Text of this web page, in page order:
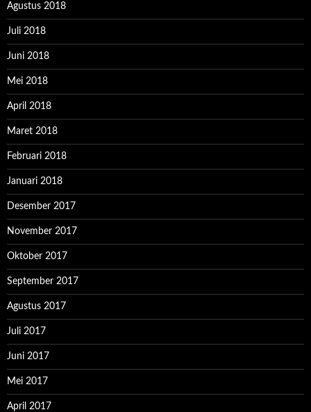
Agustus 2018
Juli 2018
Juni 2018
Mei 2018
April 2018
Maret 2018
Februari 2018
Januari 2018
Desember 2017
November 2017
Oktober 2017
September 2017
Agustus 2017
Juli 2017
Juni 2017
Mei 2017
April 2017